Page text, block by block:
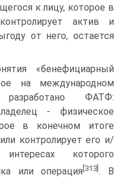
к лицу, которое в
актив и
от него, остается
«бенефициарный
на международном
ФАТФ:
- физическое
в конечном итоге
контролирует его и/
которого
или операция [313] . В